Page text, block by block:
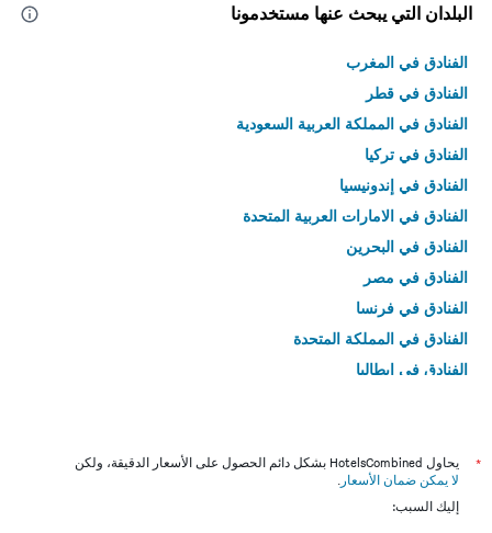
البلدان التي يبحث عنها مستخدمونا
الفنادق في المغرب
الفنادق في قطر
الفنادق في المملكة العربية السعودية
الفنادق في تركيا
الفنادق في إندونيسيا
الفنادق في الامارات العربية المتحدة
الفنادق في البحرين
الفنادق في مصر
الفنادق في فرنسا
الفنادق في المملكة المتحدة
الفنادق في إيطاليا
*
يحاول HotelsCombined بشكل دائم الحصول على الأسعار الدقيقة، ولكن
لا يمكن ضمان الأسعار .
إليك السبب: